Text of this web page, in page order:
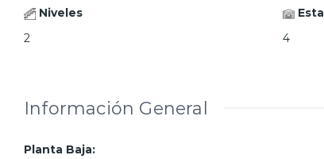
Niveles
2
4
Información General
Planta Baja: Una